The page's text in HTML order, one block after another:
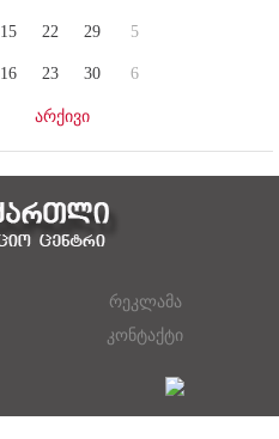
15
16
22
23
29
30
5
6
რეკლამა
კონტაქტი